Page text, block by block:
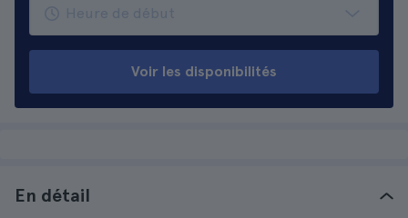
Voir les disponibilités
En détail